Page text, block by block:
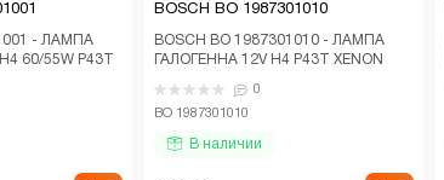
- ЛАМПА
60/55W P43T
BOSCH BO 1987301010
BOSСH BO 1987301010 - ЛАМПА
ГАЛОГЕННА 12V H4 P43T XENON
автомобильная лампа ..
0
BO 1987301010
В наличии